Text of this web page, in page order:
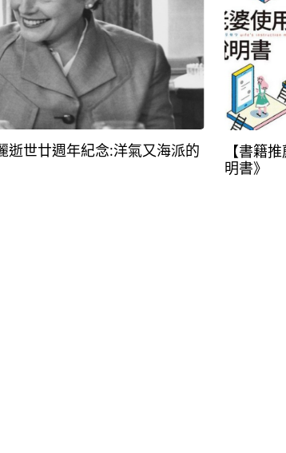
逝世廿週年紀念:洋氣又海派的
【書籍
明書》